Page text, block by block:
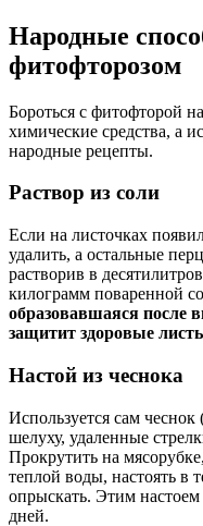
Народные
фитофторозом
Бороться с фитофторой
химические средства, а
народные рецепты.
Раствор из соли
Если на листочках
удалить, а остальные
растворив в
килограмм поваренной
образовавшаяся после
защитит здоровые
Настой из чеснока
Используется сам
шелуху, удаленные
Прокрутить на
теплой воды, настоять в
опрыскать. Этим
дней.